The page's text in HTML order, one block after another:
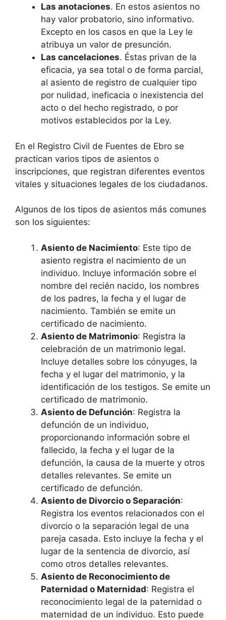
Las anotaciones. En estos asientos no
hay valor probatorio, sino informativo.
Excepto en los casos en que la Ley le
atribuya un valor de presunción.
Las cancelaciones. Éstas privan de la
eficacia, ya sea total o de forma parcial,
al asiento de registro de cualquier tipo
por nulidad, ineficacia o inexistencia del
acto o del hecho registrado, o por
motivos establecidos por la Ley.
En el Registro Civil de Fuentes de Ebro se
practican varios tipos de asientos o
inscripciones, que registran diferentes eventos
vitales y situaciones legales de los ciudadanos.
Algunos de los tipos de asientos más comunes
son los siguientes:
Asiento de Nacimiento: Este tipo de
asiento registra el nacimiento de un
individuo. Incluye información sobre el
nombre del recién nacido, los nombres
de los padres, la fecha y el lugar de
nacimiento. También se emite un
certificado de nacimiento.
Asiento de Matrimonio: Registra la
celebración de un matrimonio legal.
Incluye detalles sobre los cónyuges, la
fecha y el lugar del matrimonio, y la
identificación de los testigos. Se emite un
certificado de matrimonio.
Asiento de Defunción: Registra la
defunción de un individuo,
proporcionando información sobre el
fallecido, la fecha y el lugar de la
defunción, la causa de la muerte y otros
detalles relevantes. Se emite un
certificado de defunción.
Asiento de Divorcio o Separación:
Registra los eventos relacionados con el
divorcio o la separación legal de una
pareja casada. Esto incluye la fecha y el
lugar de la sentencia de divorcio, así
como otros detalles relevantes.
Asiento de Reconocimiento de
Paternidad o Maternidad: Registra el
reconocimiento legal de la paternidad o
maternidad de un individuo. Esto puede